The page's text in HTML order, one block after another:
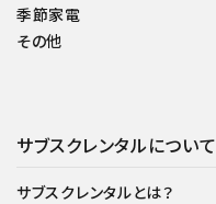
季節家電
その他
サブスクレンタルについて
サブスクレンタルとは？